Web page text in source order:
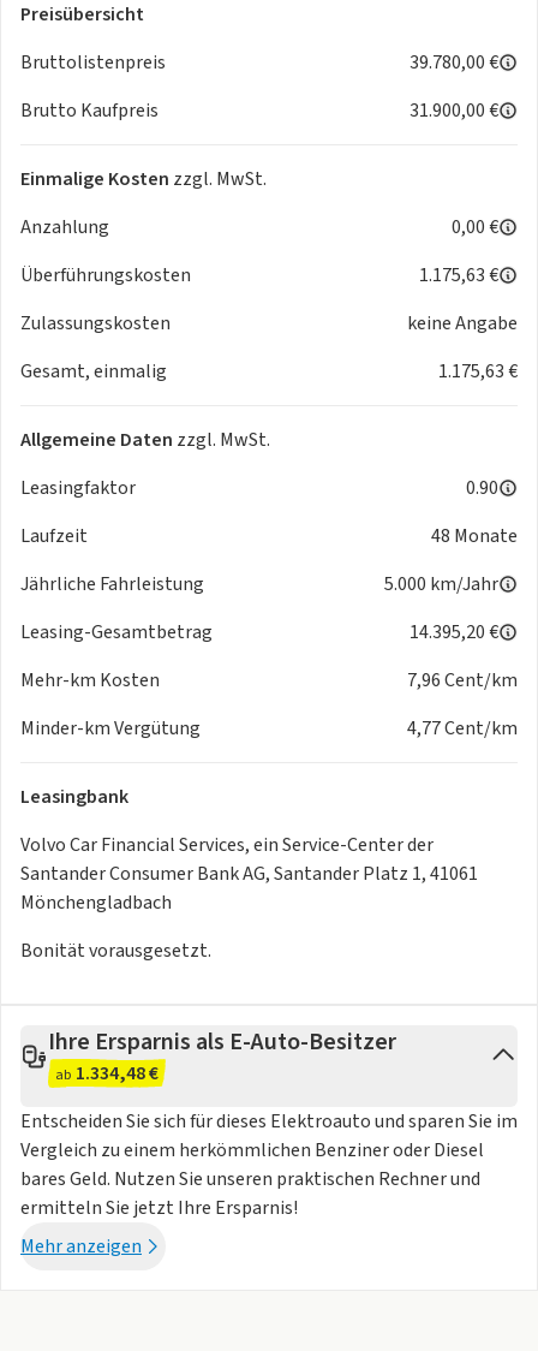
Komfortfahrwerk
Lane Keeping Aid (LKA) - Aktiver Spurhalteassistent
Lenkeingriff zum Fußgänger- und Radfahrerschutz
Oncoming Lane Mitigation
Querverkehrs-Warnung mit Bremseingriff
Road Sign Information - Verkehrszeichenerkennung
Rückfahrkamera
Sicherheitsbremssystem
Stauassistent
Totwinkelassistent (BLIS)
Unfallvermeidung und Kollisionsminderung
Dekoreinlage: Denim
Große Türtaschen
Herausnehmbare hintere Staubox
Hintere Telefonablage
Lüftungsöffnungsdekor
Maßgeschneidertes Sportlenkrad
Mittelarmlehne vorn mit integriertem Staufach / 2
Stauraum vorne
Textil & Nordico Polsterung
Klima
Beschlagsensor
Klimaautomatik mit 1-Zonen-Temperaturregelung
Lenkradheizung
Hill Descent Control (HDC) - Bergabfahrassistent
Hill Start Assist (HSA) - Berganfahrassistent
Hinterradantrieb (RWD)
Sicherheit & Assistenzsysteme
Airbag für die Beifahrerseite (vorn) abschaltbar
Alarmanlage
Alkohol-Wegfahrsperre Vorbereitung
Digitaler Schlüssel
Preisübersicht
Bruttolistenpreis
39.780,00 €
Brutto Kaufpreis
31.900,00 €
Einmalige Kosten zzgl. MwSt.
Anzahlung
0,00 €
Überführungskosten
1.175,63 €
Zulassungskosten
keine Angabe
Gesamt, einmalig
1.175,63 €
Allgemeine Daten zzgl. MwSt.
Leasingfaktor
0.90
Laufzeit
48 Monate
Jährliche Fahrleistung
5.000 km/Jahr
Leasing-Gesamtbetrag
14.395,20 €
Mehr-km Kosten
7,96 Cent/km
Minder-km Vergütung
4,77 Cent/km
Leasingbank
Volvo Car Financial Services, ein Service-Center der
Santander Consumer Bank AG, Santander Platz 1, 41061
Mönchengladbach
Bonität vorausgesetzt.
Ihre Ersparnis als E-Auto-Besitzer
ab 1.334,48 €
Entscheiden Sie sich für dieses Elektroauto und sparen Sie im
Vergleich zu einem herkömmlichen Benziner oder Diesel
bares Geld. Nutzen Sie unseren praktischen Rechner und
ermitteln Sie jetzt Ihre Ersparnis!
Mehr anzeigen